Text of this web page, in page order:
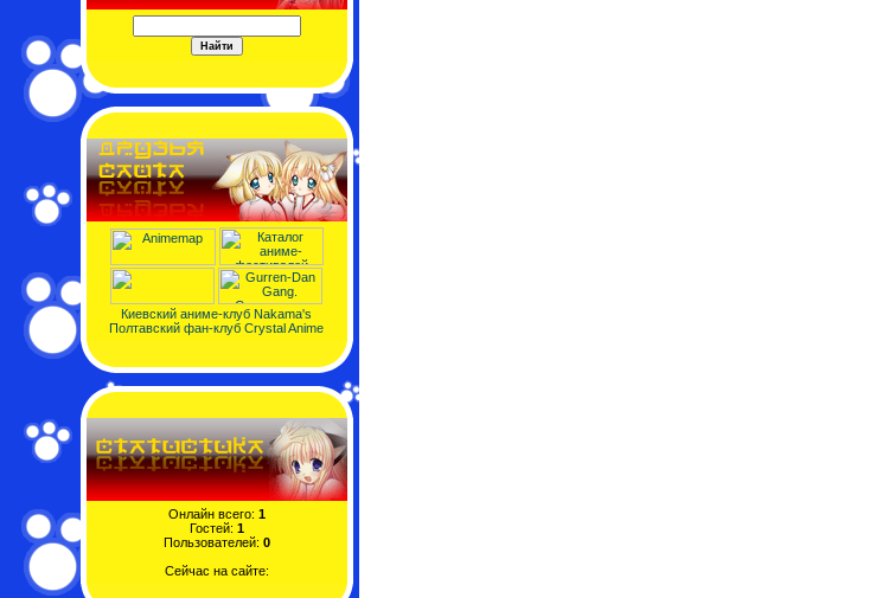
Киевский аниме-клуб Nakama's
Полтавский фан-клуб Crystal Anime
Онлайн всего: 1
Гостей: 1
Пользователей: 0
Сейчас на сайте: